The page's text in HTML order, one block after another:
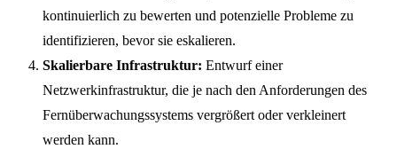
kontinuierlich zu bewerten und potenzielle Probleme zu
identifizieren, bevor sie eskalieren.
Skalierbare Infrastruktur: Entwurf einer
Netzwerkinfrastruktur, die je nach den Anforderungen des
Fernüberwachungssystems vergrößert oder verkleinert
werden kann.